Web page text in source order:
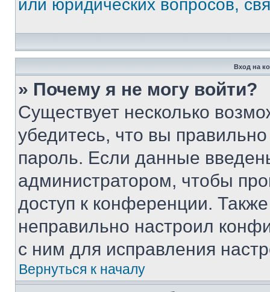
или юридических вопросов,
Вход на
» Почему я не могу войти?
Существует несколько
убедитесь, что вы
пароль. Если данные
администратором, чтобы
доступ к конференции.
неправильно настроил
с ним для исправления
Вернуться к началу